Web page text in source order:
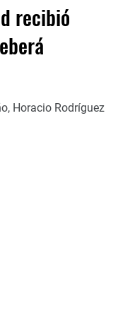
recibió
Horacio Rodríguez